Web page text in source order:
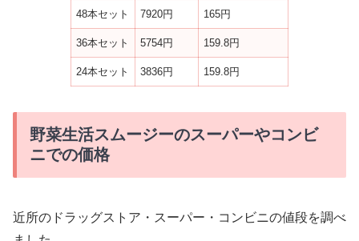
48本セット 7920円 165円
36本セット 5754円 159.8円
24本セット 3836円 159.8円
野菜生活スムージーのスーパーやコンビ
ニでの価格
近所のドラッグストア・スーパー・コンビニの値段を調べ